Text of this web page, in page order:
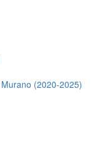
Murano (2020-2025)